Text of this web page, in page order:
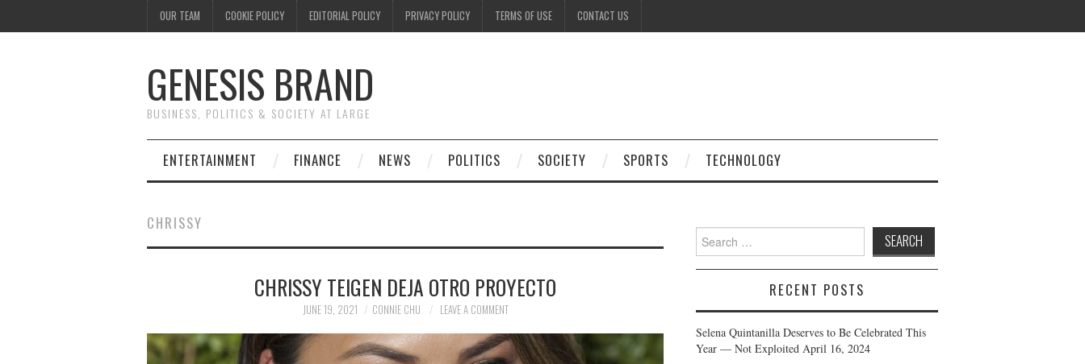
OUR TEAM COOKIE POLICY EDITORIAL POLICY PRIVACY POLICY TERMS OF USE CONTACT US
GENESIS BRAND
BUSINESS, POLITICS & SOCIETY AT LARGE
ENTERTAINMENT FINANCE NEWS POLITICS SOCIETY SPORTS TECHNOLOGY
CHRISSY
CHRISSY TEIGEN DEJA OTRO PROYECTO
JUNE 19, 2021 CONNIE CHU LEAVE A COMMENT
Search
for:
RECENT POSTS
Selena Quintanilla Deserves to Be Celebrated This
Year — Not Exploited April 16, 2024